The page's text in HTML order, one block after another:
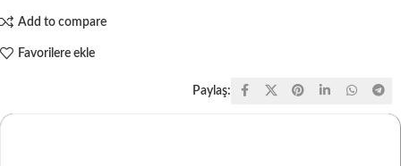
Add to compare
Favorilere ekle
Paylaş: